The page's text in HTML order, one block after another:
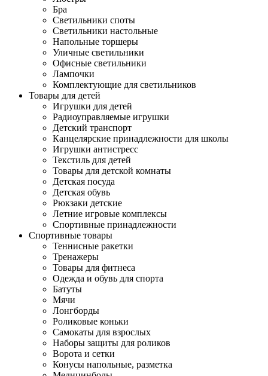
Бра
Светильники споты
Светильники настольные
Напольные торшеры
Уличные светильники
Офисные светильники
Лампочки
Комплектующие для светильников
Товары для детей
Игрушки для детей
Радиоуправляемые игрушки
Детский транспорт
Канцелярские принадлежности для школы
Игрушки антистресс
Текстиль для детей
Товары для детской комнаты
Детская посуда
Детская обувь
Рюкзаки детские
Летние игровые комплексы
Спортивные принадлежности
Спортивные товары
Теннисные ракетки
Тренажеры
Товары для фитнеса
Одежда и обувь для спорта
Батуты
Мячи
Лонгборды
Роликовые коньки
Самокаты для взрослых
Наборы защиты для роликов
Ворота и сетки
Конусы напольные, разметка